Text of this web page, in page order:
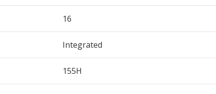
16
Integrated
155H